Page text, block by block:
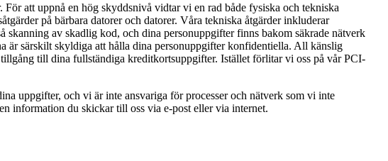
att uppnå en hög skyddsnivå vidtar vi en rad både fysiska och tekniska
på bärbara datorer och datorer. Våra tekniska åtgärder inkluderar
av skadlig kod, och dina personuppgifter finns bakom säkrade nätverk
är särskilt skyldiga att hålla dina personuppgifter konfidentiella. All känslig
till dina fullständiga kreditkortsuppgifter. Istället förlitar vi oss på vår PCI-
uppgifter, och vi är inte ansvariga för processer och nätverk som vi inte
information du skickar till oss via e-post eller via internet.